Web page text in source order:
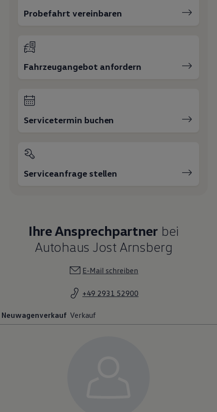
Probefahrt vereinbaren
Fahrzeugangebot anfordern
Servicetermin buchen
Serviceanfrage stellen
Ihre Ansprechpartner bei
Autohaus Jost Arnsberg
E-Mail schreiben
+49 2931 52900
Neuwagenverkauf Verkauf